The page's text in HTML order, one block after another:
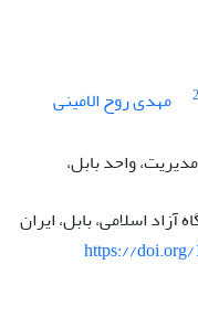
2 مهدی روح الامینی
واحد بابل،
آزاد اسلامی، بابل، ایران
https://doi.org/